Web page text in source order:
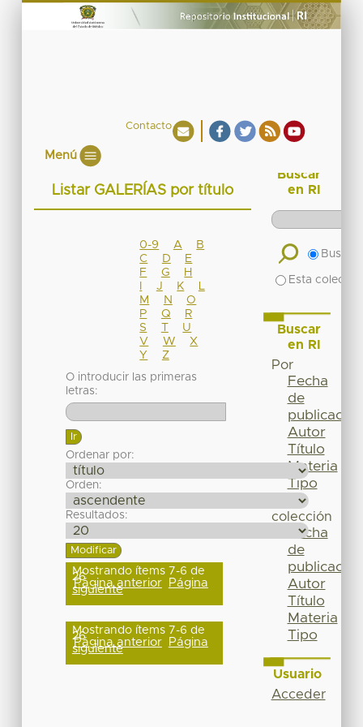
Contacto
Menú
Listar GALERÍAS por título
0-9 A
B
C
D
E
F
G
H
J K
M
N
O
P
Q
R
S
T
U
V
W
X
Y
Z
O introducir las primeras
letras:
Ordenar por:
Orden:
Resultados:
Mostrando ítems 7-6 de
26
Página anterior Página
siguiente
Mostrando ítems 7-6 de
26
Página anterior Página
siguiente
Buscar
en RI
Buscar
Esta
Buscar
en RI
Por
Fecha
de
publicación
Autor
Título
Materia
Tipo
colección
Fecha
de
publicación
Autor
Título
Materia
Tipo
Usuario
Acceder